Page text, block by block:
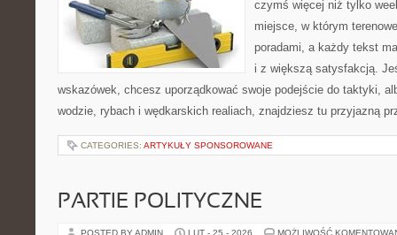
czymś więcej niż tylko
miejsce, w którym
poradami, a każdy tekst
i z większą satysfakcją.
wskazówek, chcesz uporządkować swoje podejście do taktyki,
wodzie, rybach i wędkarskich realiach, znajdziesz tu przyjazną
CATEGORIES: ARTYKUŁY SPONSOROWANE
PARTIE POLITYCZNE
POSTED BY ADMIN LUT - 25 - 2026 MOŻLIWOŚĆ